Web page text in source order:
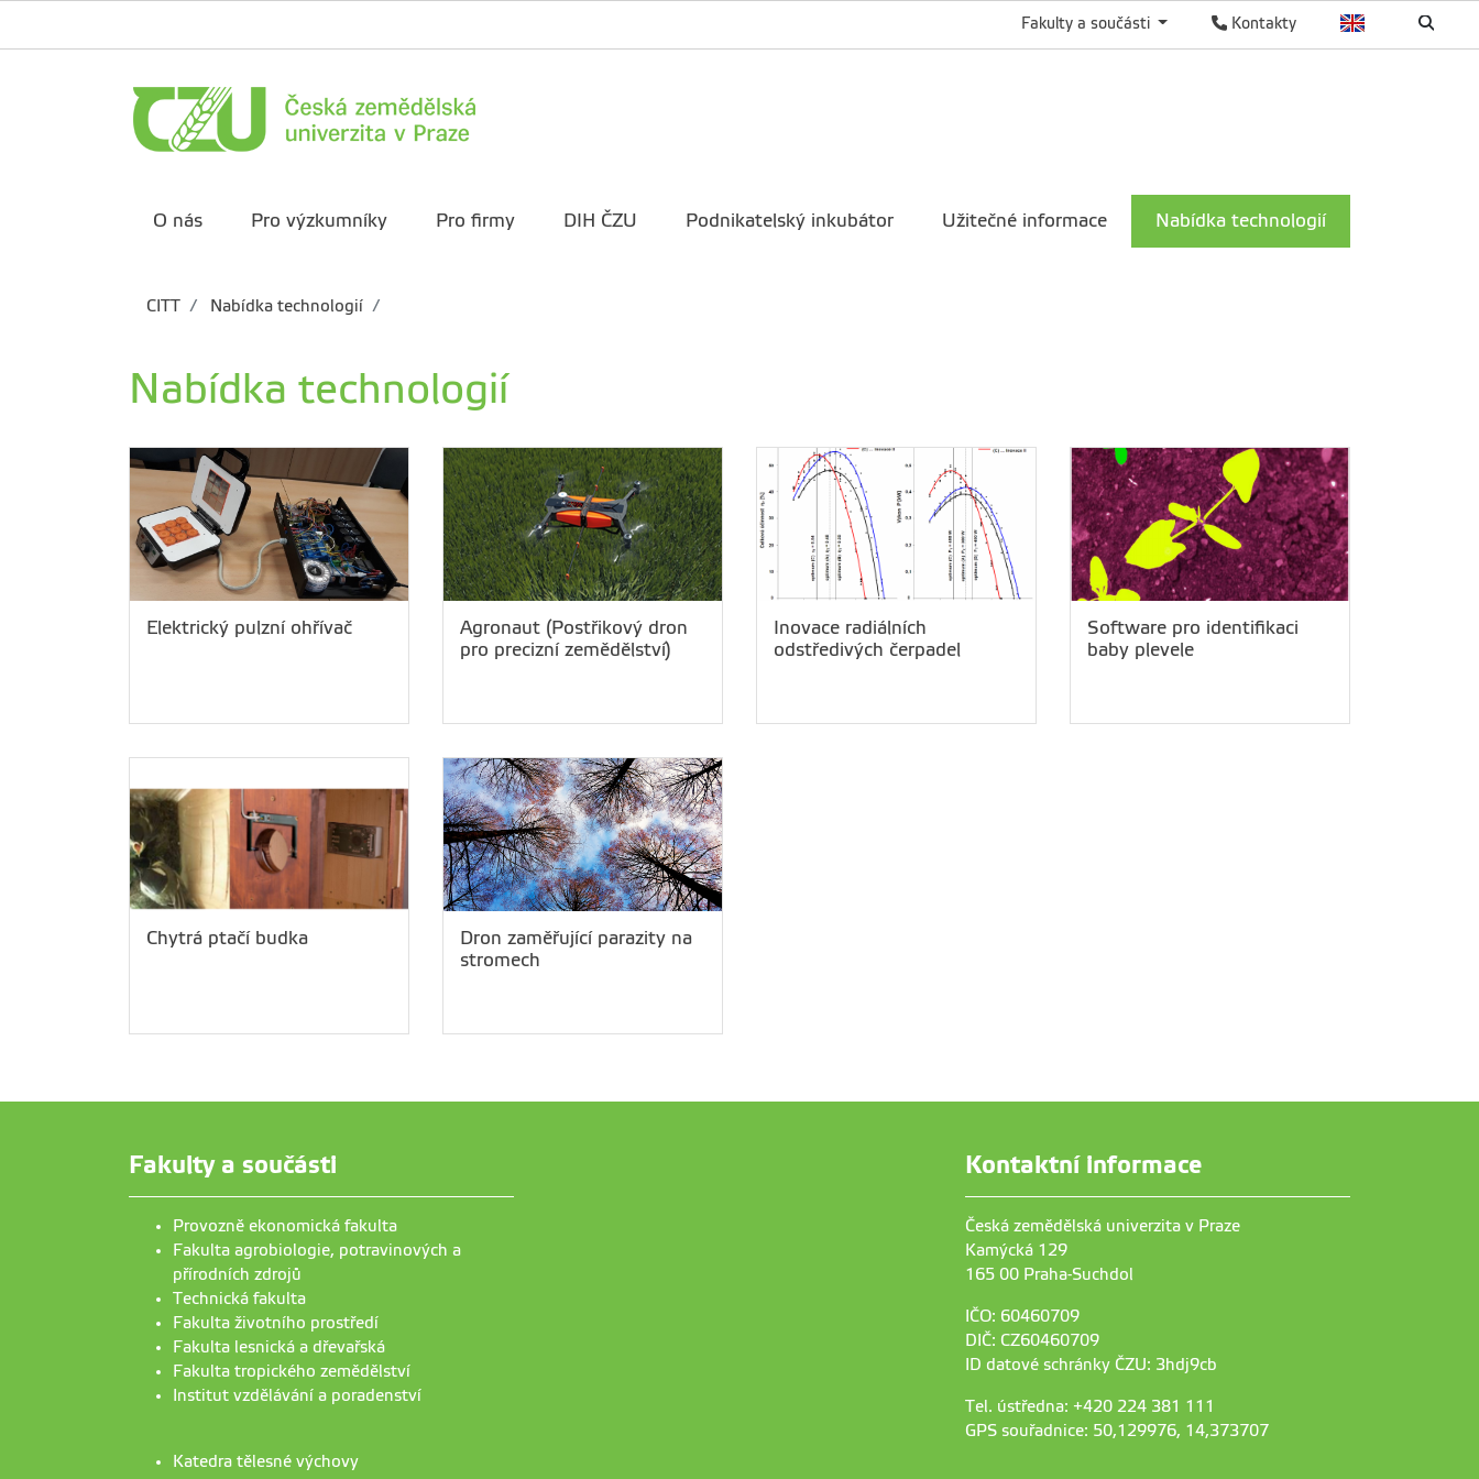
Kontakty
Fakulty a součásti
O nás Pro výzkumníky Pro firmy DIH ČZU Podnikatelský inkubátor Užitečné informace Nabídka technologií
CITT Nabídka technologií
Nabídka technologií
Elektrický pulzní ohřívač
Agronaut (Postřikový dron
pro precizní zemědělství)
Inovace radiálních
odstředivých čerpadel
Software pro identifikaci
baby plevele
Chytrá ptačí budka
Dron zaměřující parazity na
stromech
Fakulty a součásti
Provozně ekonomická fakulta
Fakulta agrobiologie, potravinových a
přírodních zdrojů
Technická fakulta
Fakulta životního prostředí
Fakulta lesnická a dřevařská
Fakulta tropického zemědělství
Institut vzdělávání a poradenství
Katedra tělesné výchovy
Kontaktní informace
Česká zemědělská univerzita v Praze
Kamýcká 129
165 00 Praha-Suchdol
IČO: 60460709
DIČ: CZ60460709
ID datové schránky ČZU: 3hdj9cb
Tel. ústředna: +420 224 381 111
GPS souřadnice: 50,129976, 14,373707